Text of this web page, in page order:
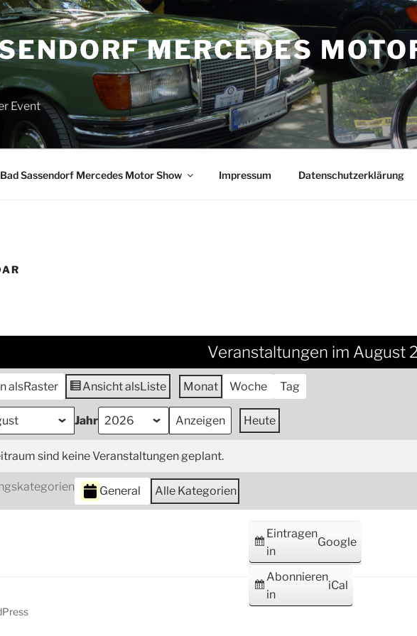
MERCEDES
Event
Sassendorf Mercedes Motor Show Impressum Datenschutzerklärung
Veranstaltungen im August
alsRaster Ansicht alsListe Monat Woche Tag
Jahr Heute
sind keine Veranstaltungen geplant.
General Alle Kategorien
Eintragen
in
Google
Abonnieren
in
iCal